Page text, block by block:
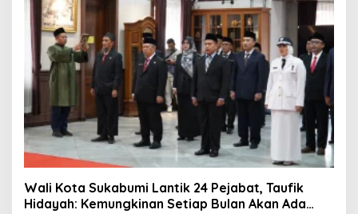
Wali Kota Sukabumi Lantik 24 Pejabat, Taufik
Hidayah: Kemungkinan Setiap Bulan Akan Ada